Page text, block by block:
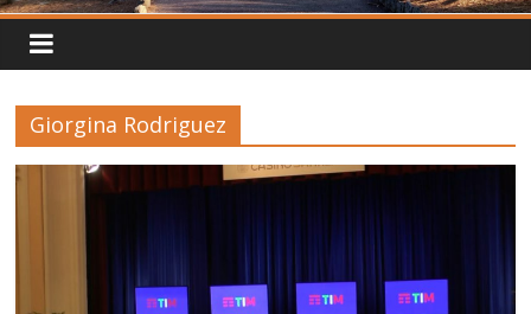
Giorgina Rodriguez